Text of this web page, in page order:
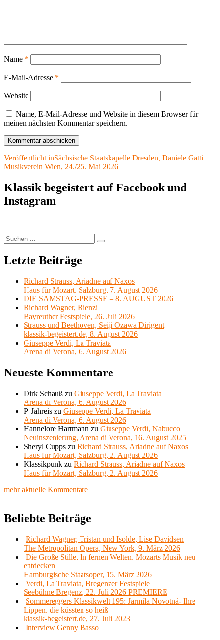
Name *
E-Mail-Adresse *
Website
Name, E-Mail-Adresse und Website in diesem Browser für
meinen nächsten Kommentar speichern.
Beitragsnavigation
Veröffentlicht inSächsische Staatskapelle Dresden, Daniele Gatti
Musikverein Wien, 24./25. Mai 2026
Klassik begeistert auf Facebook und
Instagram
Suchen
nach:
Suchen
Letzte Beiträge
Richard Strauss, Ariadne auf Naxos
Haus für Mozart, Salzburg, 7. August 2026
DIE SAMSTAG-PRESSE – 8. AUGUST 2026
Richard Wagner, Rienzi
Bayreuther Festspiele, 26. Juli 2026
Strauss und Beethoven, Seiji Ozawa Dirigent
klassik-begeistert.de, 8. August 2026
Giuseppe Verdi, La Traviata
Arena di Verona, 6. August 2026
Neueste Kommentare
Dirk Schauß zu Giuseppe Verdi, La Traviata
Arena di Verona, 6. August 2026
P. Jahreis zu Giuseppe Verdi, La Traviata
Arena di Verona, 6. August 2026
Hannelore Hartmann zu Giuseppe Verdi, Nabucco
Neuinszenierung, Arena di Verona, 16. August 2025
Sheryl Cupps zu Richard Strauss, Ariadne auf Naxos
Haus für Mozart, Salzburg, 2. August 2026
Klassikpunk zu Richard Strauss, Ariadne auf Naxos
Haus für Mozart, Salzburg, 2. August 2026
mehr aktuelle Kommentare
Beliebte Beiträge
Richard Wagner, Tristan und Isolde, Lise Davidsen
The Metropolitan Opera, New York, 9. März 2026
Die Große Stille, In fernen Welten, Mozarts Musik neu
entdecken
Hamburgische Staatsoper, 15. März 2026
Verdi, La Traviata, Bregenzer Festspiele
Seebühne Bregenz, 22. Juli 2026 PREMIERE
Sommereggers Klassikwelt 195: Jarmila Novotná- Ihre
Lippen, die küssten so heiß
klassik-begeistert.de, 27. Juli 2023
Interview Genny Basso